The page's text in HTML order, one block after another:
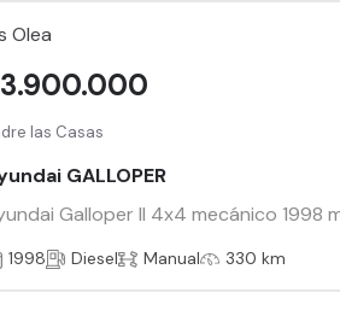
Olea
las Casas
GALLOPER
Galloper II 4x4 mecánico 1998
1998 Diesel Manual 330 km